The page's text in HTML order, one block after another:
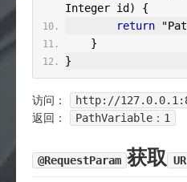
Integer id )
{
return
}
}
访问：
http://
返回：
PathVariable：1
@RequestParam 获取